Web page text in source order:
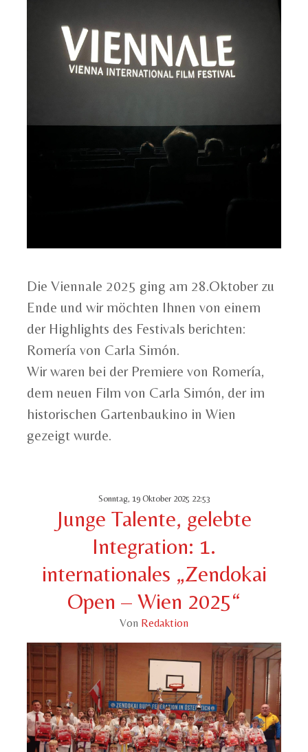
Die Viennale 2025 ging am 28.Oktober zu
Ende und wir möchten Ihnen von einem
der Highlights des Festivals berichten:
Romería von Carla Simón.
Wir waren bei der Premiere von Romería,
dem neuen Film von Carla Simón, der im
historischen Gartenbaukino in Wien
gezeigt wurde.
Sonntag, 19 Oktober 2025 22:53
Junge Talente, gelebte
Integration: 1.
internationales „Zendokai
Open – Wien 2025“
Von Redaktion